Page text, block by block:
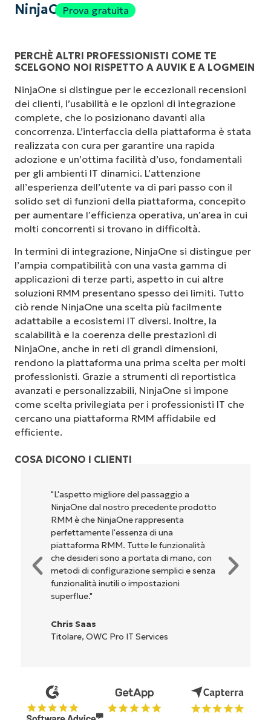
NinjaOneProva gratuita
PERCHÈ ALTRI PROFESSIONISTI COME TE
SCELGONO NOI RISPETTO A AUVIK E A LOGMEIN
NinjaOne si distingue per le eccezionali recensioni
dei clienti, l’usabilità e le opzioni di integrazione
complete, che lo posizionano davanti alla
concorrenza. L’interfaccia della piattaforma è stata
realizzata con cura per garantire una rapida
adozione e un’ottima facilità d’uso, fondamentali
per gli ambienti IT dinamici. L’attenzione
all’esperienza dell’utente va di pari passo con il
solido set di funzioni della piattaforma, concepito
per aumentare l’efficienza operativa, un’area in cui
molti concorrenti si trovano in difficoltà.
In termini di integrazione, NinjaOne si distingue per
l’ampia compatibilità con una vasta gamma di
applicazioni di terze parti, aspetto in cui altre
soluzioni RMM presentano spesso dei limiti. Tutto
ciò rende NinjaOne una scelta più facilmente
adattabile a ecosistemi IT diversi. Inoltre, la
scalabilità e la coerenza delle prestazioni di
NinjaOne, anche in reti di grandi dimensioni,
rendono la piattaforma una prima scelta per molti
professionisti. Grazie a strumenti di reportistica
avanzati e personalizzabili, NinjaOne si impone
come scelta privilegiata per i professionisti IT che
cercano una piattaforma RMM affidabile ed
efficiente.
COSA DICONO I CLIENTI
"L'aspetto migliore del passaggio a
NinjaOne dal nostro precedente prodotto
RMM è che NinjaOne rappresenta
perfettamente l'essenza di una
piattaforma RMM. Tutte le funzionalità
che desideri sono a portata di mano, con
metodi di configurazione semplici e senza
funzionalità inutili o impostazioni
superflue."
Chris Saas
Titolare, OWC Pro IT Services